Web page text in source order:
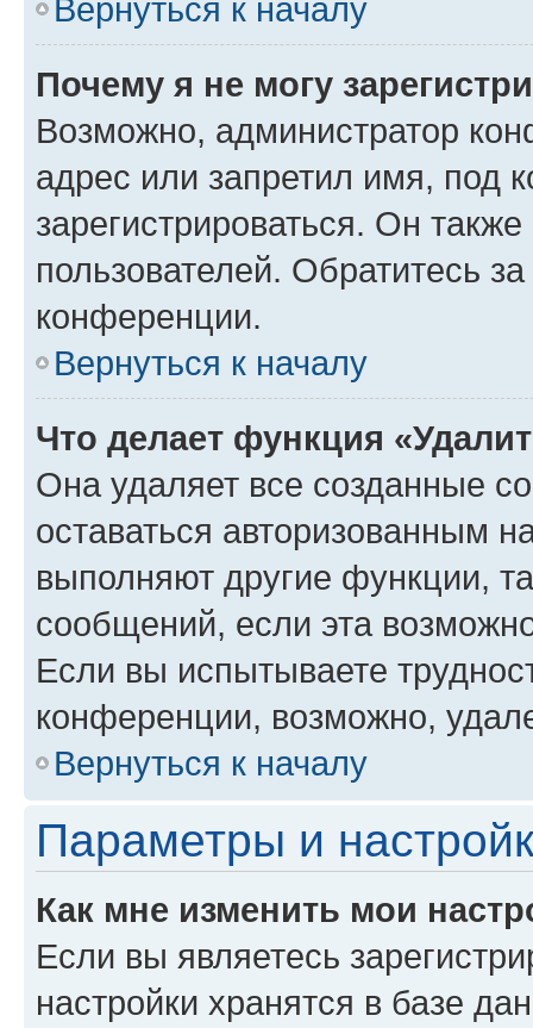
Вернуться к началу
Почему я не могу
Возможно, администратор
адрес или запретил имя, под
зарегистрироваться. Он
пользователей. Обратитесь
конференции.
Вернуться к началу
Что делает функция
Она удаляет все созданные
оставаться авторизованным
выполняют другие функции,
сообщений, если эта
Если вы испытываете
конференции, возможно,
Вернуться к началу
Параметры и
Как мне изменить мои
Если вы являетесь
настройки хранятся в базе